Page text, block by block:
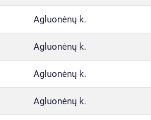
Agluonėnų k.
Agluonėnų k.
Agluonėnų k.
Agluonėnų k.